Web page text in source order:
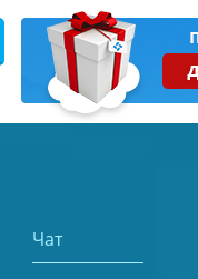
Чат